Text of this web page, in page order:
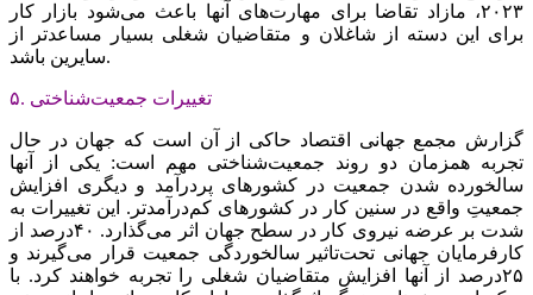
۲۰۲۳، مازاد تقاضا برای مهارت‌‌‌های آنها باعث می‌شود بازار کار
برای این دسته از شاغلان و متقاضیان شغلی بسیار مساعدتر از
سایرین باشد.
۵. تغییرات جمعیت‌‌‌شناختی
گزارش مجمع جهانی اقتصاد حاکی از آن است که جهان در حال
تجربه همزمان دو روند جمعیت‌‌‌شناختی مهم است: یکی از آنها
سالخورده شدن جمعیت در کشورهای پردرآمد و دیگری افزایش
جمعیتِ واقع در سنین کار در کشورهای کم‌‌‌درآمدتر. این تغییرات به
شدت بر عرضه نیروی کار در سطح جهان اثر می‌‌‌گذارد. ۴۰‌درصد از
کارفرمایان جهانی تحت‌تاثیر سالخوردگی جمعیت قرار می‌‌‌گیرند و
۲۵‌درصد از آنها افزایش متقاضیان شغلی را تجربه خواهند کرد. با